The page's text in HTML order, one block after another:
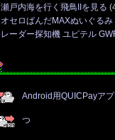
瀬戸内海を行く飛鳥IIを見る
オセロぱんだMAXぬいぐるみ
レーダー探知機 ユピテル
Android用QUICPayア
つ